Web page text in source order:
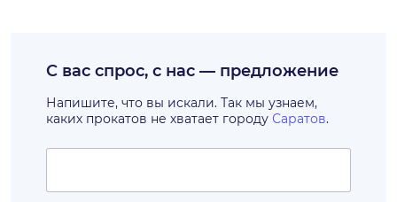
С вас спрос, с нас — предложение
Напишите, что вы искали. Так мы узнаем,
каких прокатов не хватает городу Саратов.